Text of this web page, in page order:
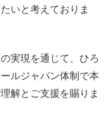
いと考えておりま
実現を通じて、ひろ
ルジャパン体制で本
解とご支援を賜りま